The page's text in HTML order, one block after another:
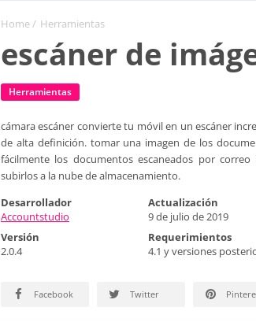
Home/ Herramientas
escáner de
Herramientas
cámara escáner convierte tu móvil en un escáner
de alta definición. tomar una imagen de los
fácilmente los documentos escaneados por
subirlos a la nube de almacenamiento.
Desarrollador
Accountstudio
Actualización
9 de julio de 2019
Versión
2.0.4
Requerimientos
4.1 y versiones
Facebook Twitter